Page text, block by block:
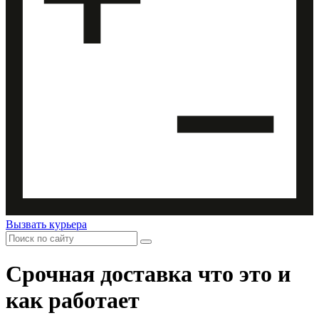
Вызвать курьера
Срочная доставка что это и
как работает